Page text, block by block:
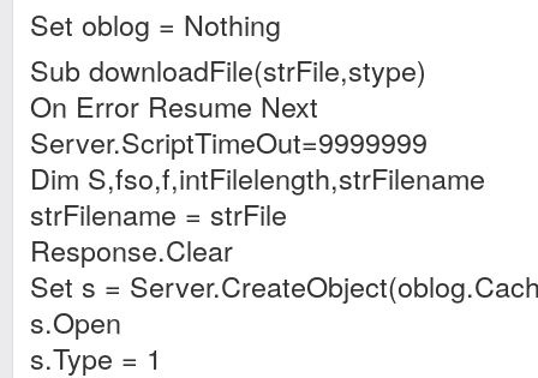
Set oblog = Nothing
Sub downloadFile(strFile,stype)
On Error Resume Next
Server.ScriptTimeOut=9999999
Dim S,fso,f,intFilelength,strFilename
strFilename = strFile
Response.Clear
Set s =
s.Open
s.Type = 1